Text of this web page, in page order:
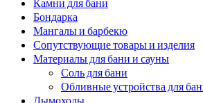
Бондарка
Мангалы и барбекю
Сопутствующие товары и изделия
Материалы для бани и сауны
Соль для бани
Обливные устройства для
Дымоходы